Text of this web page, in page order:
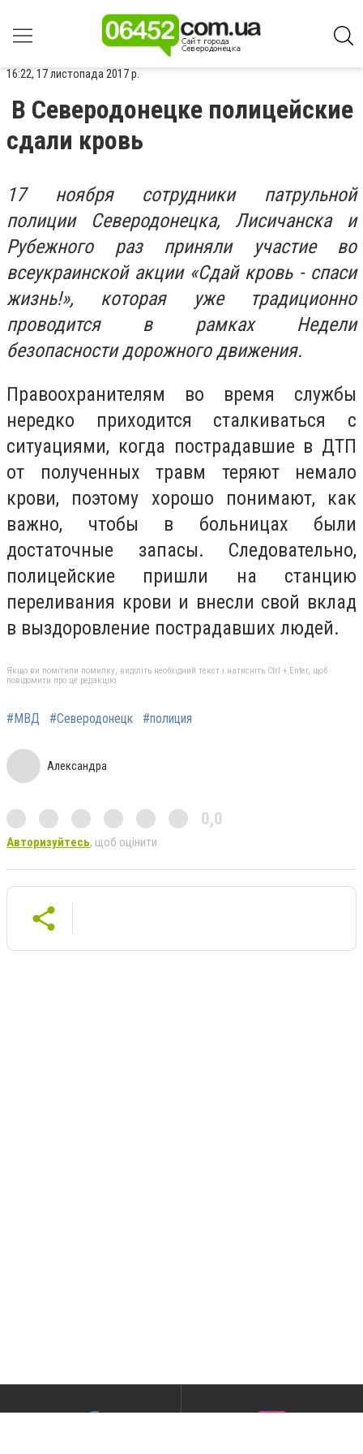
16:22, 17 листопада 2017 р.
В Северодонецке полицейские
сдали кровь
17 ноября сотрудники патрульной
полиции Северодонецка, Лисичанска и
Рубежного раз приняли участие во
всеукраинской акции «Сдай кровь - спаси
жизнь!», которая уже традиционно
проводится в рамках Недели
безопасности дорожного движения.
Правоохранителям во время службы
нередко приходится сталкиваться с
ситуациями, когда пострадавшие в ДТП
от полученных травм теряют немало
крови, поэтому хорошо понимают, как
важно, чтобы в больницах были
достаточные запасы. Следовательно,
полицейские пришли на станцию
переливания крови и внесли свой вклад
в выздоровление пострадавших людей.
Якщо ви помітили помилку, виділіть необхідний текст і натисніть Ctrl + Enter, щоб
повідомити про це редакцію
#МВД #Северодонецк #полиция
Александра
0,0
Авторизуйтесь, щоб оцінити